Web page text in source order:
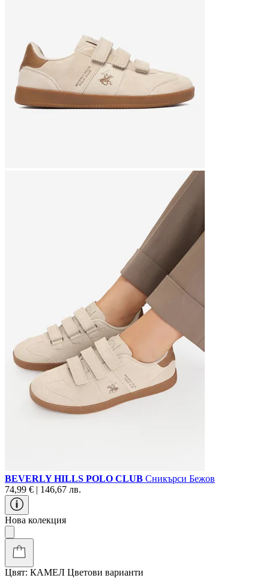
BEVERLY HILLS POLO CLUB Сникърси Бежов
74,99 € | 146,67 лв.
Нова колекция
Цвят: КАМЕЛ Цветови варианти